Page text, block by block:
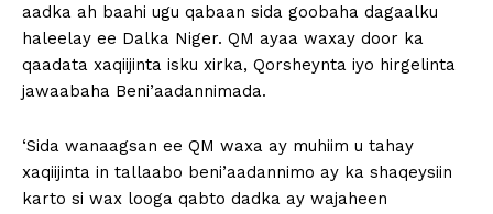
aadka ah baahi ugu qabaan sida goobaha dagaalku
haleelay ee Dalka Niger. QM ayaa waxay door ka
qaadata xaqiijinta isku xirka, Qorsheynta iyo hirgelinta
jawaabaha Beni’aadannimada.
‘Sida wanaagsan ee QM waxa ay muhiim u tahay
xaqiijinta in tallaabo beni’aadannimo ay ka shaqeysiin
karto si wax looga qabto dadka ay wajaheen